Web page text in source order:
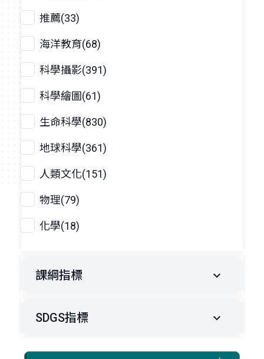
推薦(33)
海洋教育(68)
科學攝影(391)
科學繪圖(61)
生命科學(830)
地球科學(361)
人類文化(151)
物理(79)
化學(18)
課綱指標
SDGS指標